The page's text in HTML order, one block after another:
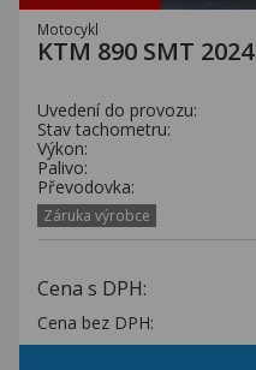
Motocykl
KTM 890 SMT 2024
Uvedení do provozu:
Stav tachometru:
Výkon:
Palivo:
Převodovka:
Záruka výrobce
Cena s DPH:
Cena bez DPH: